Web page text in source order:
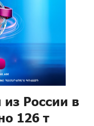
России в
126 т